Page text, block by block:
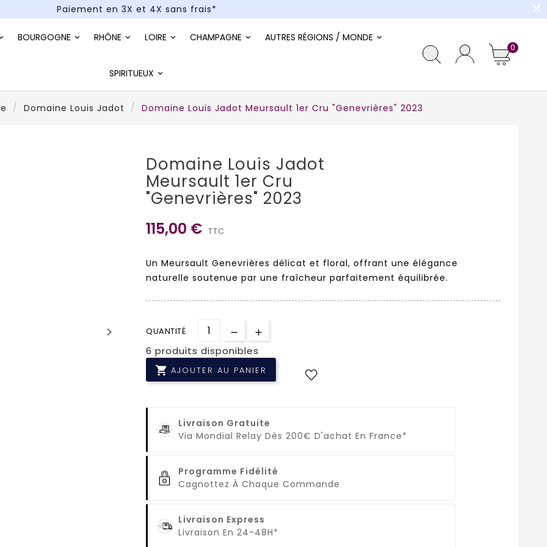
Paiement en 3X et 4X sans frais*
close
BOURGOGNE RHÔNE LOIRE CHAMPAGNE AUTRES RÉGIONS / MONDE
SPIRITUEUX
0
Domaine Louis Jadot Domaine Louis Jadot Meursault 1er Cru "Genevrières" 2023
keyboard_arrow_right
Domaine Louis Jadot
Meursault 1er Cru
"Genevrières" 2023
115,00 € TTC
Un Meursault Genevrières délicat et floral, offrant une élégance
naturelle soutenue par une fraîcheur parfaitement équilibrée.
QUANTITÉ
6 produits disponibles
 AJOUTER AU PANIER
Livraison Gratuite
Via Mondial Relay Dès 200€ D'achat En France*
Programme Fidélité
Cagnottez À Chaque Commande
Livraison Express
Livraison En 24-48H*